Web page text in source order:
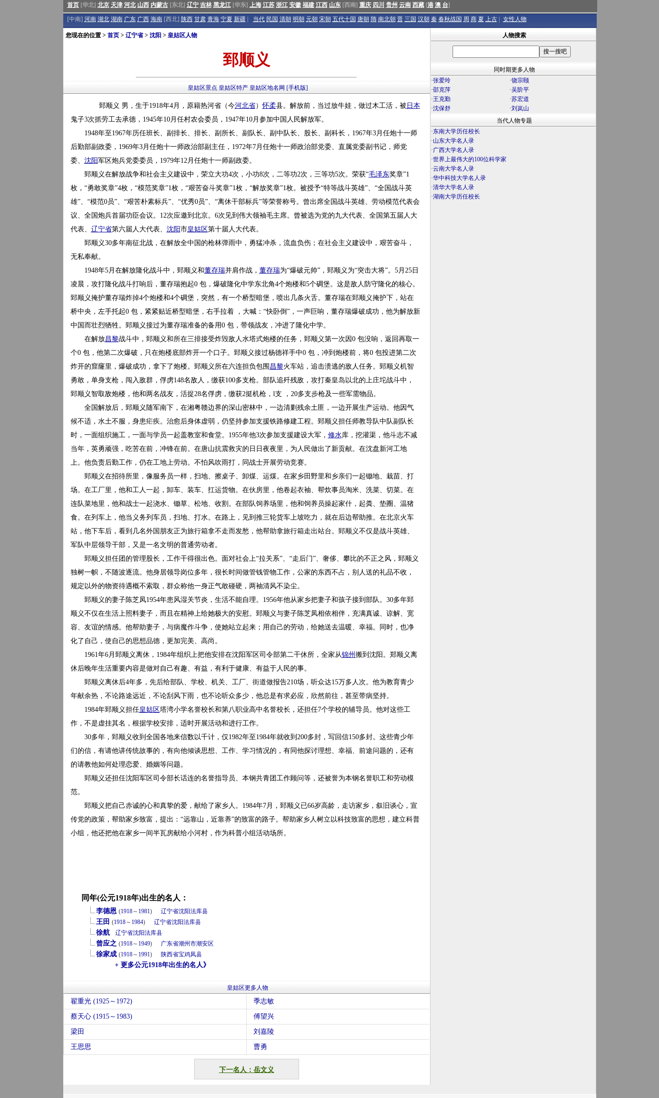
首页[华北] 北京 天津 河北 山西 内蒙古[东北] 辽宁 吉林 黑龙江[华东] 上海 江苏 浙江 安徽 福建 江西 山东[西南] 重庆 四川 贵州 云南 西藏[港 澳 台]
[中南] 河南 湖北 湖南 广东 广西 海南[西北] 陕西 甘肃 青海 宁夏 新疆 当代 民国 清朝 明朝 元朝 宋朝 五代十国 唐朝 隋 南北朝 晋 三国 汉朝 秦 春秋战国 周 商 夏 上古 女性人物
您现在的位置 > 首页> 辽宁省> 沈阳 > 皇姑区人物
郅顺义
皇姑区景点 皇姑区特产 皇姑区地名网 [手机版]
郅顺义 男，生于1918年4月，原籍热河省（今河北省）怀柔县。解放前，当过放牛娃，做过木工活，被 日本
鬼子3次抓劳工去承德，1945年10月任村农会委员，1947年10月参加中国人民解放军。
1948年至1967年历任班长、副排长、排长、副所长、副队长、副中队长、股长、副科长，1967年3月任炮十一师
后勤部副政委，1969年3月任炮十一师政治部副主任，1972年7月任炮十一师政治部党委、直属党委副书记，师党
委、 沈阳军区炮兵党委委员，1979年12月任炮十一师副政委。
郅顺义在解放战争和社会主义建设中，荣立大功4次，小功8次，二等功2次，三等功5次。荣获“毛泽东奖章”1
枚，“勇敢奖章”4枚，“模范奖章”1枚，“艰苦奋斗奖章”1枚，“解放奖章”1枚。被授予“特等战斗英雄”、“全国战斗英
雄”、“模范0员”、“艰苦朴素标兵”、“优秀0员”、“离休干部标兵”等荣誉称号。曾出席全国战斗英雄、劳动模范代表会
议、全国炮兵首届功臣会议。12次应邀到北京。6次见到伟大领袖毛主席。曾被选为党的九大代表、全国第五届人大
代表、 辽宁省第六届人大代表、 沈阳市皇姑区第十届人大代表。
郅顺义30多年南征北战，在解放全中国的枪林弹雨中，勇猛冲杀，流血负伤；在社会主义建设中，艰苦奋斗，
无私奉献。
1948年5月在解放隆化战斗中，郅顺义和董存瑞并肩作战， 董存瑞为“爆破元帅”，郅顺义为“突击大将”。5月25日
凌晨，攻打隆化战斗打响后，董存瑞抱起0 包，爆破隆化中学东北角4个炮楼和5个碉堡。这是敌人防守隆化的核心。
郅顺义掩护董存瑞炸掉4个炮楼和4个碉堡，突然，有一个桥型暗堡，喷出几条火舌。董存瑞在郅顺义掩护下，站在
桥中央，左手托起0 包，紧紧贴近桥型暗堡，右手拉着 ，大喊：“快卧倒”，一声巨响，董存瑞爆破成功，他为解放新
中国而壮烈牺牲。郅顺义接过为董存瑞准备的备用0 包，带领战友，冲进了隆化中学。
在解放昌黎战斗中，郅顺义和所在三排接受炸毁敌人水塔式炮楼的任务，郅顺义第一次因0 包没响，返回再取一
个0 包，他第二次爆破，只在炮楼底部炸开一个口子。郅顺义接过杨德祥手中0 包，冲到炮楼前，将0 包投进第二次
炸开的窟窿里，爆破成功，拿下了炮楼。郅顺义所在六连担负包围 昌黎火车站，追击溃逃的敌人任务。郅顺义机智
勇敢，单身支枪，闯入敌群，俘虏148名敌人，缴获100多支枪。部队追歼残敌，攻打秦皇岛以北的上庄坨战斗中，
郅顺义智取敌炮楼，他和两名战友，活捉28名俘虏，缴获2挺机枪，l支 ，20多支步枪及一些军需物品。
全国解放后，郅顺义随军南下，在湘粤赣边界的深山密林中，一边清剿残余土匪，一边开展生产运动。他因气
候不适，水土不服，身患疟疾。治愈后身体虚弱，仍坚持参加支援铁路修建工程。郅顺义担任师教导队中队副队长
时，一面组织施工，一面与学员一起盖教室和食堂。1955年他3次参加支援建设大军， 修水库，挖灌渠，他斗志不减
当年，英勇顽强，吃苦在前，冲锋在前。在唐山抗震救灾的日日夜夜里，为人民做出了新贡献。在沈盘新河工地
上。他负责后勤工作，仍在工地上劳动。不怕风吹雨打，同战士开展劳动竞赛。
郅顺义在招待所里，像服务员一样，扫地、擦桌子、卸煤、运煤。在家乡田野里和乡亲们一起锄地、栽苗、打
场。在工厂里，他和工人一起，卸车、装车、扛运货物。在伙房里，他卷起衣袖、帮炊事员淘米、洗菜、切菜。在
连队菜地里，他和战士一起浇水、锄草、松地、收割。在部队饲养场里，他和饲养员操起家什，起粪、垫圈、温猪
食。在列车上，他当义务列车员，扫地、打水。在路上，见到推三轮货车上坡吃力，就在后边帮助推。在北京火车
站，他下车后，看到几名外国朋友正为旅行箱拿不走而发愁，他帮助拿旅行箱走出站台。郅顺义不仅是战斗英雄、
军队中层领导干部，又是一名文明的普通劳动者。
郅顺义担任团的管理股长，工作干得很出色。面对社会上“拉关系”、“走后门”、奢侈、攀比的不正之风，郅顺义
独树一帜，不随波逐流。他身居领导岗位多年，很长时间做管钱管物工作，公家的东西不占，别人送的礼品不收，
规定以外的物资待遇概不索取，群众称他一身正气敢碰硬，两袖清风不染尘。
郅顺义的妻子陈芝凤1954年患风湿关节炎，生活不能自理。1956年他从家乡把妻子和孩子接到部队。30多年郅
顺义不仅在生活上照料妻子，而且在精神上给她极大的安慰。郅顺义与妻子陈芝凤相依相伴，充满真诚、谅解、宽
容、友谊的情感。他帮助妻子，与病魔作斗争，使她站立起来；用自己的劳动，给她送去温暖、幸福。同时，也净
化了自己，使自己的思想品德，更加完美、高尚。
1961年6月郅顺义离休，1984年组织上把他安排在沈阳军区司令部第二干休所，全家从锦州 搬到沈阳。郑顺义离
休后晚年生活重要内容是做对自己有趣、有益，有利于健康、有益于人民的事。
郅顺义离休后4年多，先后给部队、学校、机关、工厂、街道做报告210场，听众达15万多人次。他为教育青少
年献余热，不论路途远近，不论刮风下雨，也不论听众多少，他总是有求必应，欣然前往，甚至带病坚持。
1984年郅顺义担任皇姑区塔湾小学名誉校长和第八职业高中名誉校长，还担任7个学校的辅导员。他对这些工
作，不是虚挂其名，根据学校安排，适时开展活动和进行工作。
30多年，郅顺义收到全国各地来信数以千计，仅1982年至1984年就收到200多封，写回信150多封。这些青少年
们的信，有请他讲传统故事的，有向他倾谈思想、工作、学习情况的，有同他探讨理想、幸福、前途问题的，还有
的请教他如何处理恋爱、婚姻等问题。
郅顺义还担任沈阳军区司令部长话连的名誉指导员、本钢共青团工作顾问等，还被誉为本钢名誉职工和劳动模
范。
郅顺义把自己赤诚的心和真挚的爱，献给了家乡人。1984年7月，郅顺义已66岁高龄，走访家乡，叙旧谈心，宣
传党的政策，帮助家乡致富，提出：“远靠山，近靠养”的致富的路子。帮助家乡人树立以科技致富的思想，建立科普
小组，他还把他在家乡一间半瓦房献给小河村，作为科普小组活动场所。
同年(公元1918年)出生的名人：
李德恩 (1918～ 1981) 辽宁省沈阳法库县
王田 (1918～ 1984) 辽宁省沈阳法库县
徐航 辽宁省沈阳法库县
曾应之 (1918～ 1949) 广东省潮州市潮安区
徐家成 (1918～ 1991) 陕西省宝鸡凤县
+ 更多公元1918年出生的名人》
皇姑区更多人物
翟重光 (1925～1972) 季志敏
蔡天心 (1915～1983) 傅望兴
梁田 刘嘉陵
王思思 曹勇
下一名人：岳文义
人物搜索
同时期更多人物
·张爱玲 ·饶宗颐
·邵克萍 ·吴阶平
·王克勤 ·苏宏道
·沈保舒 ·刘岚山
当代人物专题
·东南大学历任校长
·山东大学名人录
·广西大学名人录
·世界上最伟大的100位科学家
·云南大学名人录
·华中科技大学名人录
·清华大学名人录
·湖南大学历任校长